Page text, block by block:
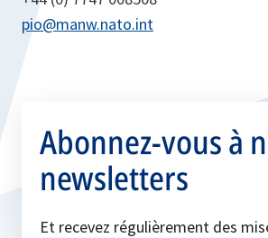
pio@manw.nato.int
Abonnez-vous à
newsletters
Et recevez régulièrement des